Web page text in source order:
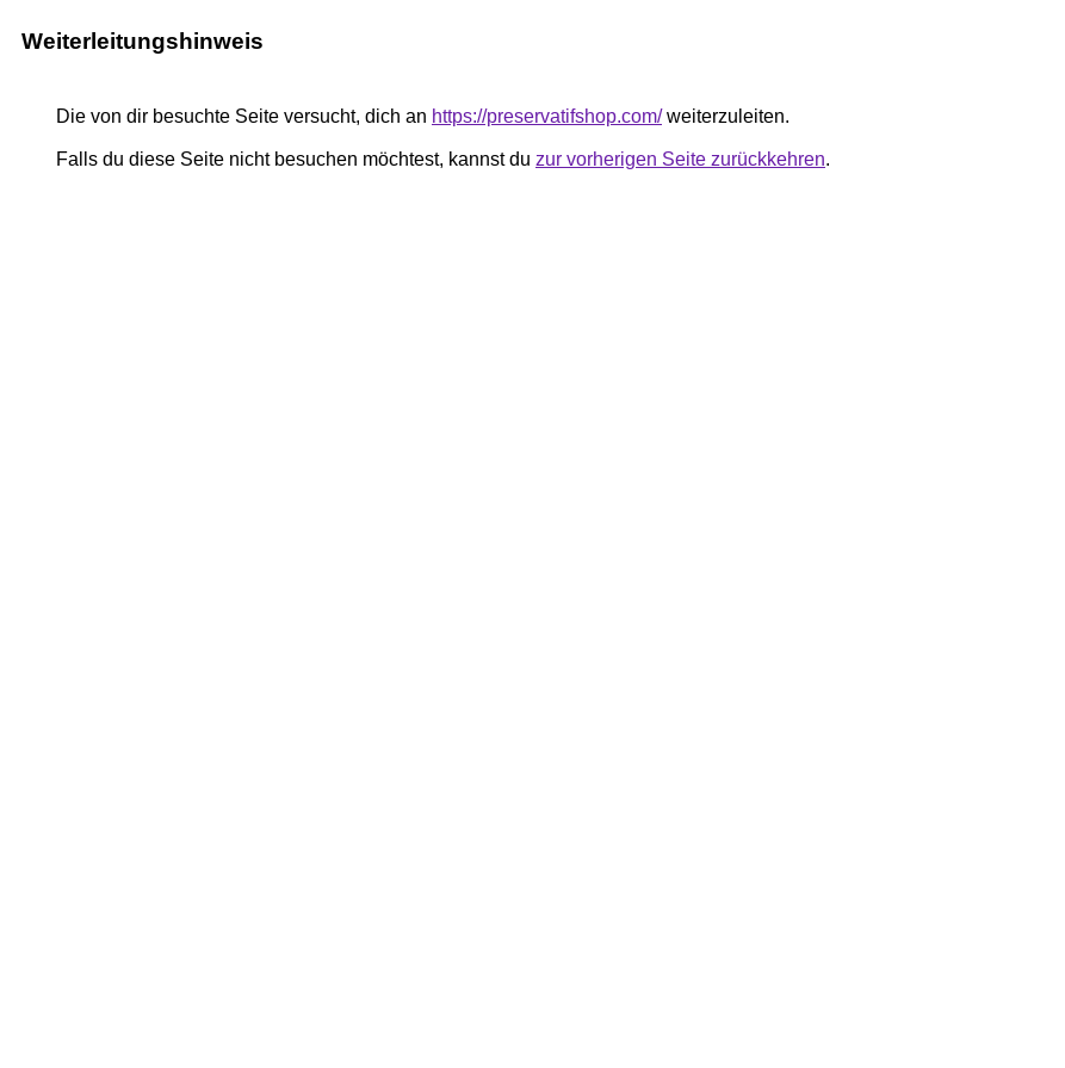
Weiterleitungshinweis
Die von dir besuchte Seite versucht, dich an https://preservatifshop.com/weiterzuleiten.
Falls du diese Seite nicht besuchen möchtest, kannst du zur vorherigen Seite zurückkehren.